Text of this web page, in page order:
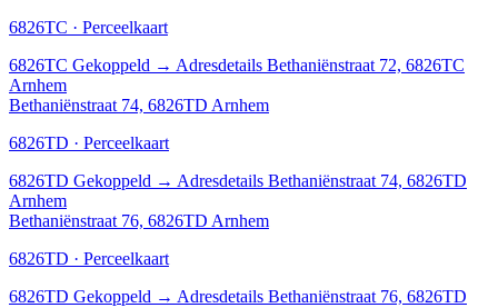
6826TC · Perceelkaart
6826TC Gekoppeld → Adresdetails Bethaniënstraat 72, 6826TC
Arnhem
Bethaniënstraat 74, 6826TD Arnhem
6826TD · Perceelkaart
6826TD Gekoppeld → Adresdetails Bethaniënstraat 74, 6826TD
Arnhem
Bethaniënstraat 76, 6826TD Arnhem
6826TD · Perceelkaart
6826TD Gekoppeld → Adresdetails Bethaniënstraat 76, 6826TD